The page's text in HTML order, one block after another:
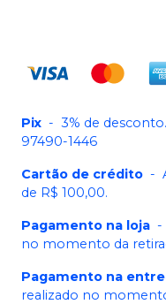
Pix - 3% de
97490-1446
Cartão de crédito -
de R$ 100,00.
Pagamento na loja -
no momento da
Pagamento na
realizado no